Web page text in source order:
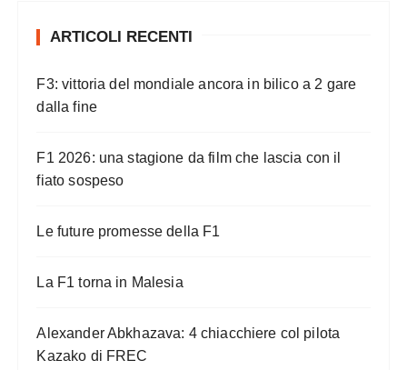
ARTICOLI RECENTI
F3: vittoria del mondiale ancora in bilico a 2 gare
dalla fine
F1 2026: una stagione da film che lascia con il
fiato sospeso
Le future promesse della F1
La F1 torna in Malesia
Alexander Abkhazava: 4 chiacchiere col pilota
Kazako di FREC